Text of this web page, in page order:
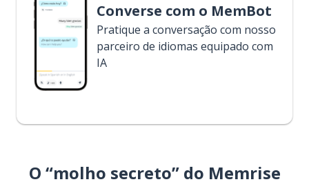
Converse com o MemBot
Pratique a conversação com nosso
parceiro de idiomas equipado com
IA
O “molho secreto” do Memrise